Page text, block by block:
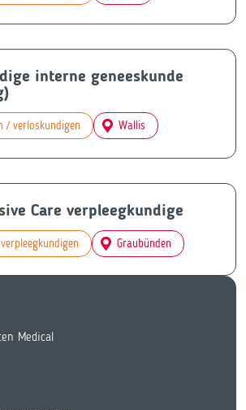
interne geneeskunde
/ verloskundigen Wallis
Care verpleegkundige
Graubünden
Medical